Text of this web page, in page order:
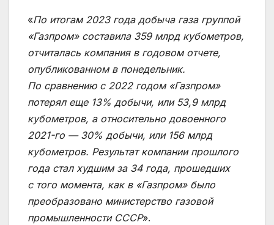
«По итогам 2023 года добыча газа группой
«Газпром» составила 359 млрд кубометров,
отчиталась компания в годовом отчете,
опубликованном в понедельник.
По сравнению с 2022 годом «Газпром»
потерял еще 13% добычи, или 53,9 млрд
кубометров, а относительно довоенного
2021-го — 30% добычи, или 156 млрд
кубометров. Результат компании прошлого
года стал худшим за 34 года, прошедших
с того момента, как в «Газпром» было
преобразовано министерство газовой
промышленности СССР».